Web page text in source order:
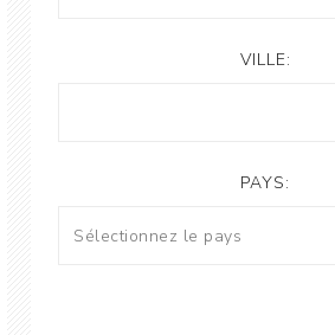
VILLE:
PAYS: